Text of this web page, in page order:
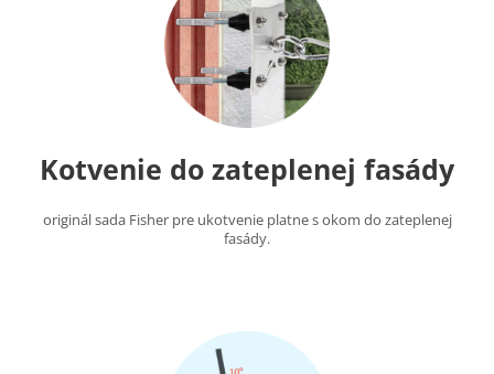
Kotvenie do zateplenej fasády
originál sada Fisher pre ukotvenie platne s okom do zateplenej
fasády.